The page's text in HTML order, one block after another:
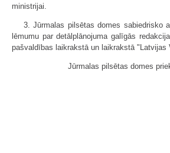
ministrijai.
3. Jūrmalas pilsētas domes sabiedrisko
lēmumu par detālplānojuma galīgās
pašvaldības laikrakstā un laikrakstā "Latvijas
Jūrmalas pilsētas domes